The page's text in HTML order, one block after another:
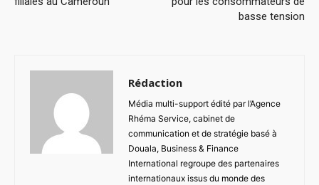
basse tension
Rédaction
Média multi-support édité par l’Agence
Rhéma Service, cabinet de
communication et de stratégie basé à
Douala, Business & Finance
International regroupe des partenaires
internationaux issus du monde des